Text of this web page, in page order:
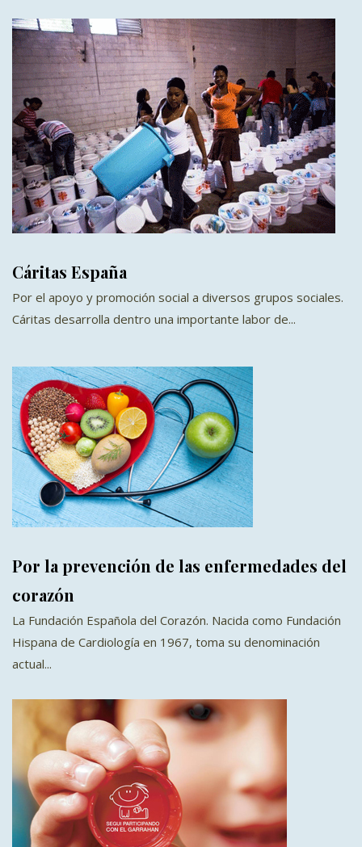
Cáritas España
Por el apoyo y promoción social a diversos grupos sociales.
Cáritas desarrolla dentro una importante labor de...
Por la prevención de las enfermedades del
corazón
La Fundación Española del Corazón. Nacida como Fundación
Hispana de Cardiología en 1967, toma su denominación
actual...